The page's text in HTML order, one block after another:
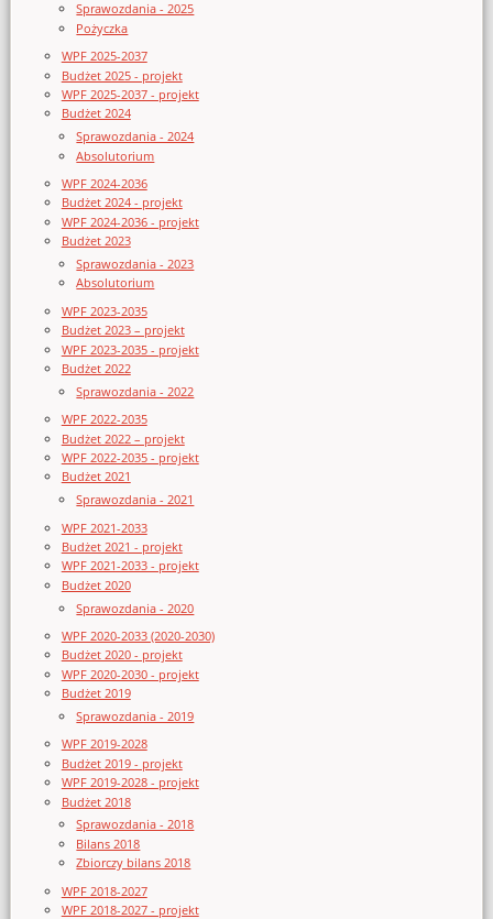
Sprawozdania - 2025
Pożyczka
WPF 2025-2037
Budżet 2025 - projekt
WPF 2025-2037 - projekt
Budżet 2024
Sprawozdania - 2024
Absolutorium
WPF 2024-2036
Budżet 2024 - projekt
WPF 2024-2036 - projekt
Budżet 2023
Sprawozdania - 2023
Absolutorium
WPF 2023-2035
Budżet 2023 – projekt
WPF 2023-2035 - projekt
Budżet 2022
Sprawozdania - 2022
WPF 2022-2035
Budżet 2022 – projekt
WPF 2022-2035 - projekt
Budżet 2021
Sprawozdania - 2021
WPF 2021-2033
Budżet 2021 - projekt
WPF 2021-2033 - projekt
Budżet 2020
Sprawozdania - 2020
WPF 2020-2033 (2020-2030)
Budżet 2020 - projekt
WPF 2020-2030 - projekt
Budżet 2019
Sprawozdania - 2019
WPF 2019-2028
Budżet 2019 - projekt
WPF 2019-2028 - projekt
Budżet 2018
Sprawozdania - 2018
Bilans 2018
Zbiorczy bilans 2018
WPF 2018-2027
WPF 2018-2027 - projekt